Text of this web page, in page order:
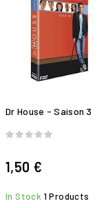
Dr House - Saison 3
1,50 €
In Stock 1 Products